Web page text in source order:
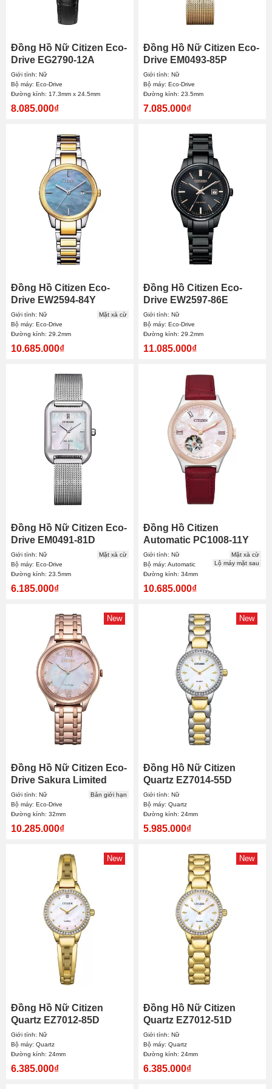
Đồng Hồ Nữ Citizen Eco-
Drive EG2790-12A
17.3x24.5mm
Giới tính: Nữ
Bộ máy: Eco-Drive
Đường kính: 17.3mm x 24.5mm
8.085.000₫
Đồng Hồ Nữ Citizen Eco-
Drive EM0493-85P
23.5mm
Giới tính: Nữ
Bộ máy: Eco-Drive
Đường kính: 23.5mm
7.085.000₫
Đồng Hồ Citizen Eco-
Drive EW2594-84Y
29.2mm Nữ
Giới tính: Nữ
Bộ máy: Eco-Drive
Đường kính: 29.2mm
Mặt xà cừ
10.685.000₫
Đồng Hồ Citizen Eco-
Drive EW2597-86E
29.2mm Nữ
Giới tính: Nữ
Bộ máy: Eco-Drive
Đường kính: 29.2mm
11.085.000₫
Đồng Hồ Nữ Citizen Eco-
Drive EM0491-81D
23.5mm
Giới tính: Nữ
Bộ máy: Eco-Drive
Đường kính: 23.5mm
Mặt xà cừ
6.185.000₫
Đồng Hồ Citizen
Automatic PC1008-11Y
34mm Nữ
Giới tính: Nữ
Bộ máy: Automatic
Đường kính: 34mm
Mặt xà cừ
Lộ máy mặt sau
10.685.000₫
New
Đồng Hồ Nữ Citizen Eco-
Drive Sakura Limited
EM0508-98W 32mm
Giới tính: Nữ
Bộ máy: Eco-Drive
Đường kính: 32mm
Bản giới hạn
10.285.000₫
New
Đồng Hồ Nữ Citizen
Quartz EZ7014-55D
24mm
Giới tính: Nữ
Bộ máy: Quartz
Đường kính: 24mm
5.985.000₫
New
Đồng Hồ Nữ Citizen
Quartz EZ7012-85D
24mm
Giới tính: Nữ
Bộ máy: Quartz
Đường kính: 24mm
6.385.000₫
New
Đồng Hồ Nữ Citizen
Quartz EZ7012-51D
24mm
Giới tính: Nữ
Bộ máy: Quartz
Đường kính: 24mm
6.385.000₫